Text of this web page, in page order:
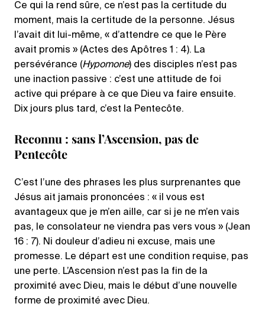
Ce qui la rend sûre, ce n’est pas la certitude du
moment, mais la certitude de la personne. Jésus
l’avait dit lui-même, « d’attendre ce que le Père
avait promis » (Actes des Apôtres 1 : 4). La
persévérance (Hypomone) des disciples n’est pas
une inaction passive : c’est une attitude de foi
active qui prépare à ce que Dieu va faire ensuite.
Dix jours plus tard, c’est la Pentecôte.
Reconnu : sans l’Ascension, pas de
Pentecôte
C’est l’une des phrases les plus surprenantes que
Jésus ait jamais prononcées : « il vous est
avantageux que je m’en aille, car si je ne m’en vais
pas, le consolateur ne viendra pas vers vous » (Jean
16 : 7). Ni douleur d’adieu ni excuse, mais une
promesse. Le départ est une condition requise, pas
une perte. L’Ascension n’est pas la fin de la
proximité avec Dieu, mais le début d’une nouvelle
forme de proximité avec Dieu.